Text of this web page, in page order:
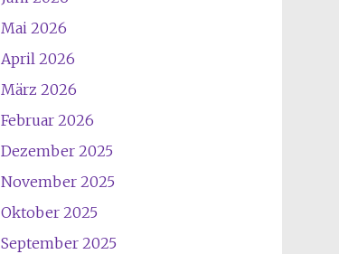
Mai 2026
April 2026
März 2026
Februar 2026
Dezember 2025
November 2025
Oktober 2025
September 2025